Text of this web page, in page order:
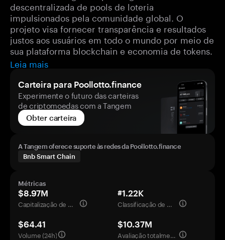
descentralizada de pools de loteria
impulsionados pela comunidade global. O
projeto visa fornecer transparência e resultados
justos aos usuários em todo o mundo por meio de
sua plataforma blockchain e economia de tokens.
Leia mais
Carteira para Poollotto.finance
Experimente o futuro das carteiras
de criptomoedas com a Tangem
Obter carteira
A Tangem oferece suporte às redes da Poollotto.finance
Bnb Smart Chain
Métricas
$8.97M
Capitalização de mercado
#1.22K
Classificação de mercado
$64.41
Volume (24h)
$10.37M
Avaliação totalmente diluída